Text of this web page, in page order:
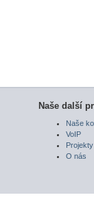
Naše další
Naše
VoIP
Projekty
O nás